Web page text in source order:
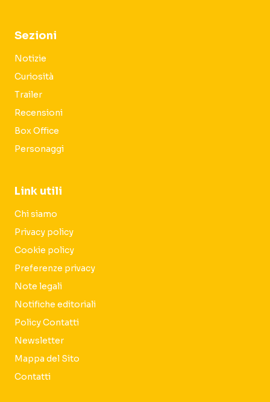
Sezioni
Notizie
Curiosità
Trailer
Recensioni
Box Office
Personaggi
Link utili
Chi siamo
Privacy policy
Cookie policy
Preferenze privacy
Note legali
Notifiche editoriali
Policy Contatti
Newsletter
Mappa del Sito
Contatti